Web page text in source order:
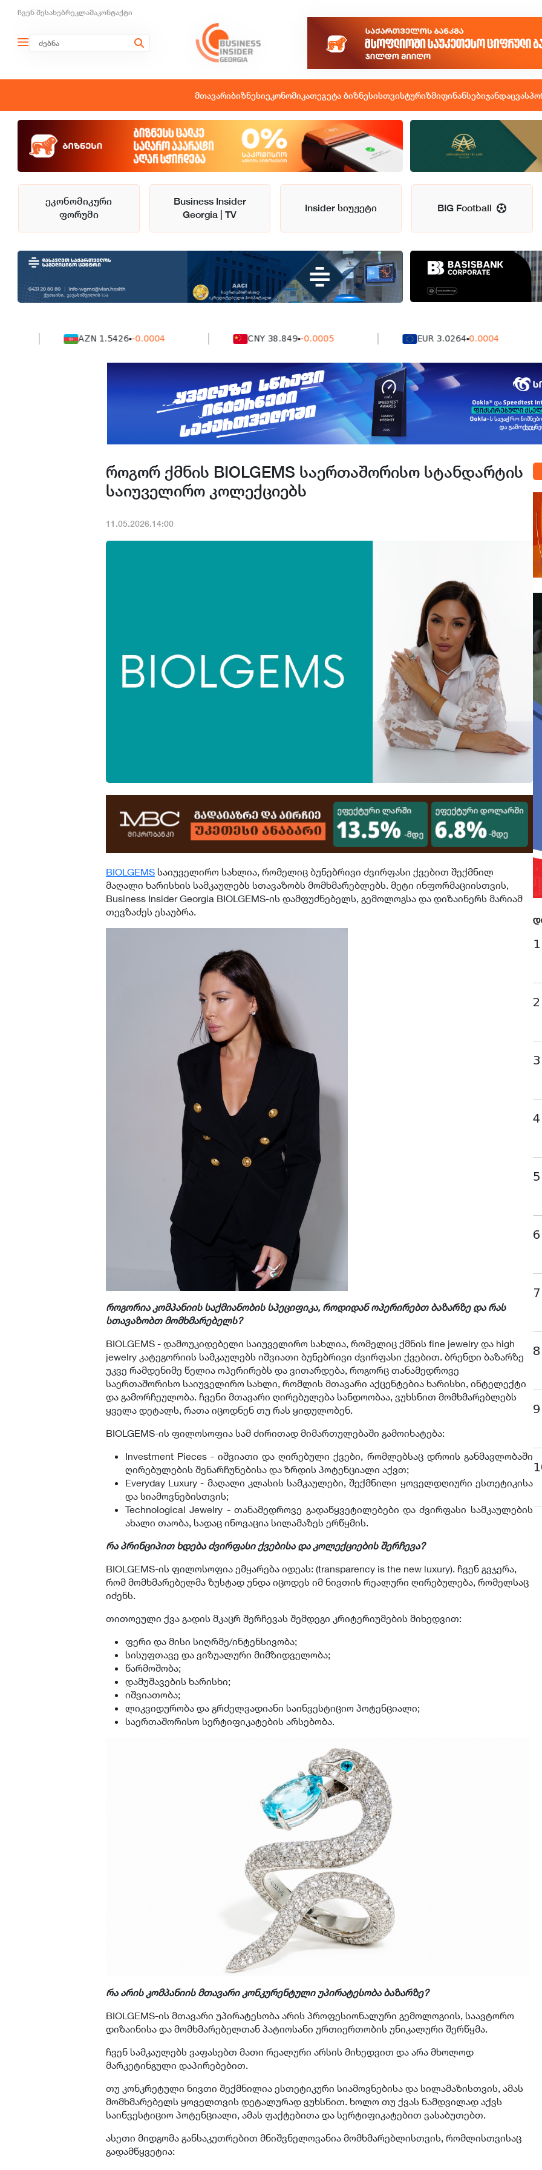
ჩვენ შესახებრეკლამაკონტაქტი
მთავარიბიზნესიეკონომიკათეგეტა ბიზნესისთვისტურიზმიფინანსებიჯანდაცვა
ეკონომიკური
ფორუმი
Business Insider
Georgia | TV
Insider სიუჟეტი BIG Football
AZN 1.5426 -0.0004 CNY 38.849 -0.0005 EUR 3.0264 0.0004
როგორ ქმნის BIOLGEMS საერთაშორისო სტანდარტის
საიუველირო კოლექციებს
11.05.2026.14:00
BIOLGEMS საიუველირო სახლია, რომელიც ბუნებრივი ძვირფასი ქვებით შექმნილ
მაღალი ხარისხის სამკაულებს სთავაზობს მომხმარებლებს. მეტი ინფორმაციისთვის,
Business Insider Georgia BIOLGEMS-ის დამფუძნებელს, გემოლოგსა და დიზაინერს მარიამ
თევზაძეს ესაუბრა.
როგორია კომპანიის საქმიანობის სპეციფიკა, როდიდან ოპერირებთ ბაზარზე და რას
სთავაზობთ მომხმარებელს?
BIOLGEMS - დამოუკიდებელი საიუველირო სახლია, რომელიც ქმნის fine jewelry და high
jewelry კატეგორიის სამკაულებს იშვიათი ბუნებრივი ძვირფასი ქვებით. ბრენდი ბაზარზე
უკვე რამდენიმე წელია ოპერირებს და ვითარდება, როგორც თანამედროვე
საერთაშორისო საიუველირო სახლი, რომლის მთავარი აქცენტებია ხარისხი, ინტელექტი
და გამორჩეულობა. ჩვენი მთავარი ღირებულება სანდოობაა, ვუხსნით მომხმარებლებს
ყველა დეტალს, რათა იცოდნენ თუ რას ყიდულობენ.
BIOLGEMS-ის ფილოსოფია სამ ძირითად მიმართულებაში გამოიხატება:
Investment Pieces - იშვიათი და ღირებული ქვები, რომლებსაც დროის განმავლობაში
ღირებულების შენარჩუნებისა და ზრდის პოტენციალი აქვთ;
Everyday Luxury - მაღალი კლასის სამკაულები, შექმნილი ყოველდღიური ესთეტიკისა
და სიამოვნებისთვის;
Technological Jewelry - თანამედროვე გადაწყვეტილებები და ძვირფასი სამკაულების
ახალი თაობა, სადაც ინოვაცია სილამაზეს ერწყმის.
რა პრინციპით ხდება ძვირფასი ქვებისა და კოლექციების შერჩევა?
BIOLGEMS-ის ფილოსოფია ემყარება იდეას: (transparency is the new luxury). ჩვენ გვჯერა,
რომ მომხმარებელმა ზუსტად უნდა იცოდეს იმ ნივთის რეალური ღირებულება, რომელსაც
იძენს.
თითოეული ქვა გადის მკაცრ შერჩევას შემდეგი კრიტერიუმების მიხედვით:
ფერი და მისი სიღრმე/ინტენსივობა;
სისუფთავე და ვიზუალური მიმზიდველობა;
წარმოშობა;
დამუშავების ხარისხი;
იშვიათობა;
ლიკვიდურობა და გრძელვადიანი საინვესტიციო პოტენციალი;
საერთაშორისო სერტიფიკატების არსებობა.
რა არის კომპანიის მთავარი კონკურენტული უპირატესობა ბაზარზე?
BIOLGEMS-ის მთავარი უპირატესობა არის პროფესიონალური გემოლოგიის, საავტორო
დიზაინისა და მომხმარებელთან პატიოსანი ურთიერთობის უნიკალური შერწყმა.
ჩვენ სამკაულებს ვაფასებთ მათი რეალური არსის მიხედვით და არა მხოლოდ
მარკეტინგული დაპირებებით.
თუ კონკრეტული ნივთი შექმნილია ესთეტიკური სიამოვნებისა და სილამაზისთვის, ამას
მომხმარებელს ყოველთვის დეტალურად ვუხსნით. ხოლო თუ ქვას ნამდვილად აქვს
საინვესტიციო პოტენციალი, ამას ფაქტებითა და სერტიფიკატებით ვასაბუთებთ.
ასეთი მიდგომა განსაკუთრებით მნიშვნელოვანია მომხმარებლისთვის, რომლისთვისაც
გადამწყვეტია:
1
2
3
4
5
6
7
8
9